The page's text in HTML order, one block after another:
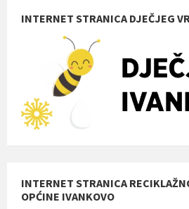
INTERNET STRANICA DJEČJEG
INTERNET STRANICA
OPĆINE IVANKOVO